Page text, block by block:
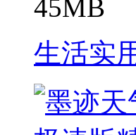
45MB
生活实